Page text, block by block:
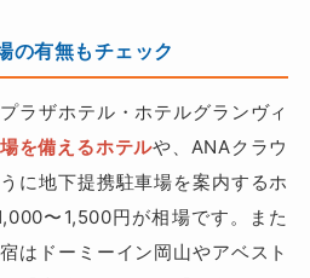
の有無もチェック
ラザホテル・ホテルグランヴィ
を備えるホテルや、ANAクラウ
に地下提携駐車場を案内するホ
〜1,500円が相場です。また
はドーミーイン岡山やアベスト